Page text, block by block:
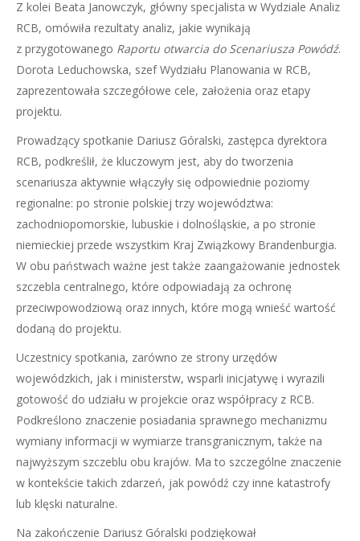
Z kolei Beata Janowczyk, główny specjalista w Wydziale Analiz
RCB, omówiła rezultaty analiz, jakie wynikają
z przygotowanego Raportu otwarcia do Scenariusza Powódź.
Dorota Leduchowska, szef Wydziału Planowania w RCB,
zaprezentowała szczegółowe cele, założenia oraz etapy
projektu.
Prowadzący spotkanie Dariusz Góralski, zastępca dyrektora
RCB, podkreślił, że kluczowym jest, aby do tworzenia
scenariusza aktywnie włączyły się odpowiednie poziomy
regionalne: po stronie polskiej trzy województwa:
zachodniopomorskie, lubuskie i dolnośląskie, a po stronie
niemieckiej przede wszystkim Kraj Związkowy Brandenburgia.
W obu państwach ważne jest także zaangażowanie jednostek
szczebla centralnego, które odpowiadają za ochronę
przeciwpowodziową oraz innych, które mogą wnieść wartość
dodaną do projektu.
Uczestnicy spotkania, zarówno ze strony urzędów
wojewódzkich, jak i ministerstw, wsparli inicjatywę i wyrazili
gotowość do udziału w projekcie oraz współpracy z RCB.
Podkreślono znaczenie posiadania sprawnego mechanizmu
wymiany informacji w wymiarze transgranicznym, także na
najwyższym szczeblu obu krajów. Ma to szczególne znaczenie
w kontekście takich zdarzeń, jak powódź czy inne katastrofy
lub klęski naturalne.
Na zakończenie Dariusz Góralski podziękował